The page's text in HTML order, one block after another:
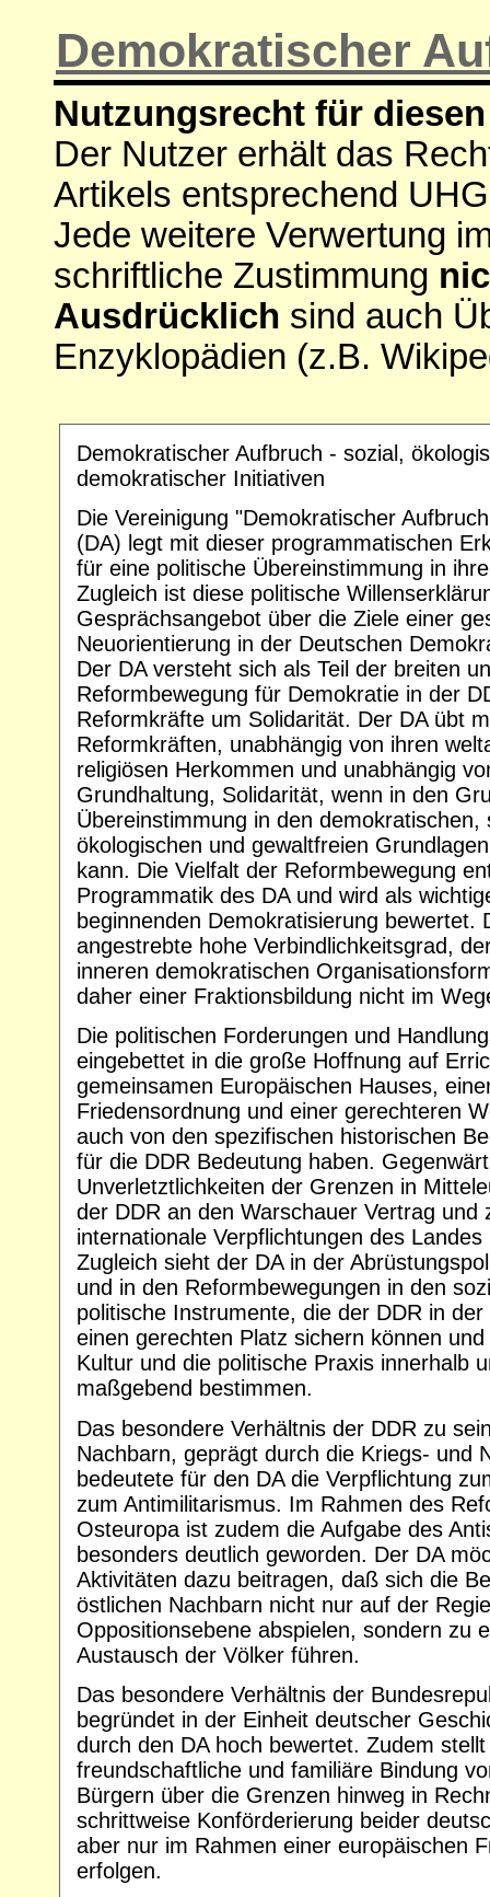
Demokratischer
Nutzungsrecht für
Der Nutzer erhält das
Artikels entsprechend
Jede weitere Verwertung
schriftliche Zustimmung
Ausdrücklich sind auch
Enzyklopädien (z.B.
Demokratischer Aufbruch - sozial,
demokratischer Initiativen
Die Vereinigung "Demokratischer
(DA) legt mit dieser programmatischen
für eine politische Übereinstimmung in
Zugleich ist diese politische
Gesprächsangebot über die Ziele einer
Neuorientierung in der Deutschen
Der DA versteht sich als Teil der breiten
Reformbewegung für Demokratie in der
Reformkräfte um Solidarität. Der DA übt
Reformkräften, unabhängig von ihren
religiösen Herkommen und unabhängig
Grundhaltung, Solidarität, wenn in den
Übereinstimmung in den demokratischen,
ökologischen und gewaltfreien
kann. Die Vielfalt der Reformbewegung
Programmatik des DA und wird als
beginnenden Demokratisierung bewertet.
angestrebte hohe Verbindlichkeitsgrad,
inneren demokratischen
daher einer Fraktionsbildung nicht im
Die politischen Forderungen und
eingebettet in die große Hoffnung auf
gemeinsamen Europäischen Hauses,
Friedensordnung und einer gerechteren
auch von den spezifischen historischen
für die DDR Bedeutung haben.
Unverletztlichkeiten der Grenzen in
der DDR an den Warschauer Vertrag und
internationale Verpflichtungen des
Zugleich sieht der DA in der
und in den Reformbewegungen in den
politische Instrumente, die der DDR in
einen gerechten Platz sichern können
Kultur und die politische Praxis innerhalb
maßgebend bestimmen.
Das besondere Verhältnis der DDR zu
Nachbarn, geprägt durch die Kriegs- und
bedeutete für den DA die Verpflichtung
zum Antimilitarismus. Im Rahmen des
Osteuropa ist zudem die Aufgabe des
besonders deutlich geworden. Der DA
Aktivitäten dazu beitragen, daß sich die
östlichen Nachbarn nicht nur auf der
Oppositionsebene abspielen, sondern zu
Austausch der Völker führen.
Das besondere Verhältnis der
begründet in der Einheit deutscher
durch den DA hoch bewertet. Zudem
freundschaftliche und familiäre Bindung
Bürgern über die Grenzen hinweg in
schrittweise Konförderierung beider
aber nur im Rahmen einer europäischen
erfolgen.